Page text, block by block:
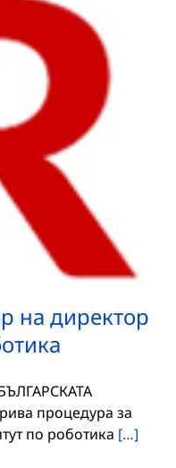
на директор
процедура за
по роботика […]